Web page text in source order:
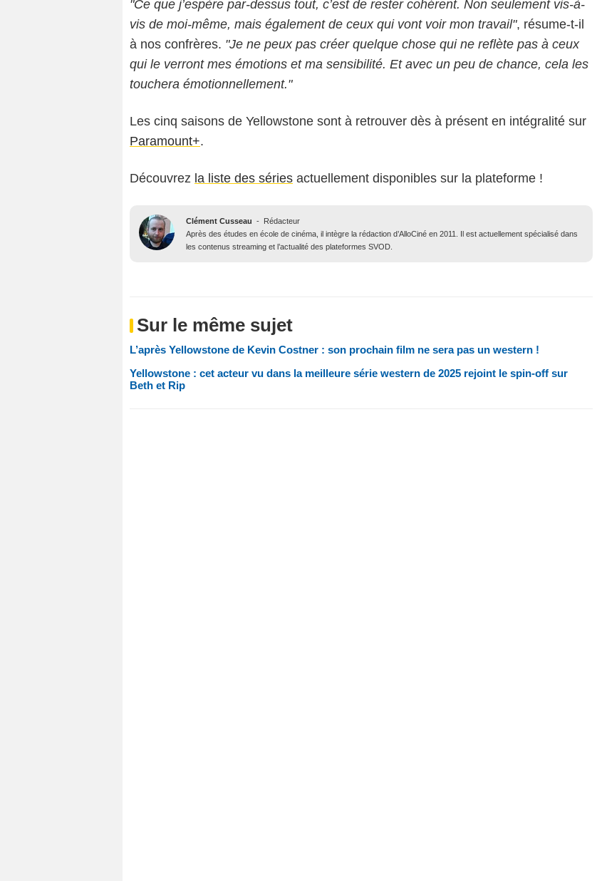
"Ce que j’espère par-dessus tout, c’est de rester cohérent. Non seulement vis-à-
vis de moi-même, mais également de ceux qui vont voir mon travail", résume-t-il
à nos confrères. "Je ne peux pas créer quelque chose qui ne reflète pas à ceux
qui le verront mes émotions et ma sensibilité. Et avec un peu de chance, cela les
touchera émotionnellement."
Les cinq saisons de Yellowstone sont à retrouver dès à présent en intégralité sur
Paramount+.
Découvrez la liste des séries actuellement disponibles sur la plateforme !
Clément Cusseau -
Rédacteur
Après des études en école de cinéma, il intègre la rédaction d’AlloCiné en 2011. Il est actuellement spécialisé dans
les contenus streaming et l’actualité des plateformes SVOD.
Sur le même sujet
L’après Yellowstone de Kevin Costner : son prochain film ne sera pas un western !
Yellowstone : cet acteur vu dans la meilleure série western de 2025 rejoint le spin-off sur
Beth et Rip